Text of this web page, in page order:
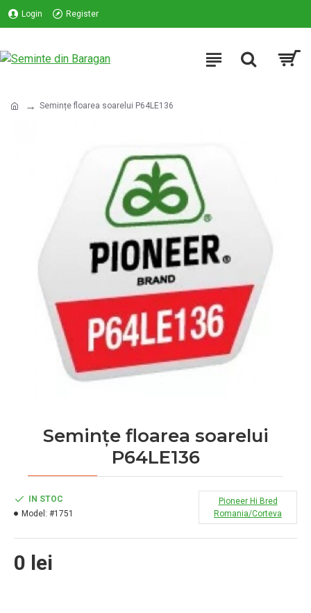
Login Register
Semințe floarea soarelui P64LE136
Semințe floarea soarelui
P64LE136
0 lei
IN STOC
Model: #1751
Pioneer Hi Bred
Romania/Corteva